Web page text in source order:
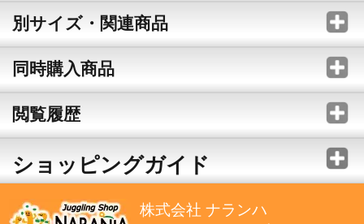
別サイズ・関連商品
同時購入商品
閲覧履歴
ショッピングガイド
株式会社 ナランハ